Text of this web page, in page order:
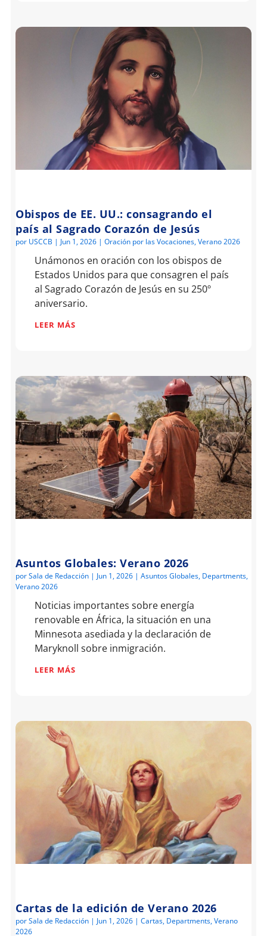
Obispos de EE. UU.: consagrando el
país al Sagrado Corazón de Jesús
por USCCB | Jun 1, 2026 |Oración por las Vocaciones,Verano 2026
Unámonos en oración con los obispos de
Estados Unidos para que consagren el país
al Sagrado Corazón de Jesús en su 250º
aniversario.
LEER MÁS
Asuntos Globales: Verano 2026
porSala de Redacción | Jun 1, 2026 |Asuntos Globales, Departments,
Verano 2026
Noticias importantes sobre energía
renovable en África, la situación en una
Minnesota asediada y la declaración de
Maryknoll sobre inmigración.
LEER MÁS
Cartas de la edición de Verano 2026
porSala de Redacción | Jun 1, 2026 |Cartas, Departments,Verano
2026